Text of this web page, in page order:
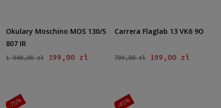
Okulary Moschino MOS 130/S
807 IR
1 040,00 zł 199,00 zł
Carrera Flaglab 13 VK6 9O
799,00 zł 199,00 zł
-75% -45%